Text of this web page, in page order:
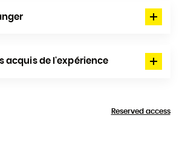
acquis de l'expérience
Reserved access